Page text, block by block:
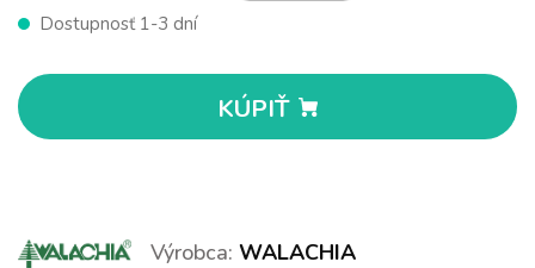
Dostupnosť 1-3 dní
KÚPIŤ
Výrobca: WALACHIA